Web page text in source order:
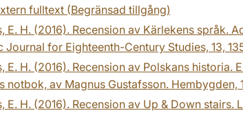
fulltext (Begränsad tillgång)
E. H. (2016). Recension av Kärlekens språk.
Journal for Eighteenth-Century Studies, 13,
E. H. (2016). Recension av Polskans
notbok, av Magnus Gustafsson. Hembygden,
E. H. (2016). Recension av Up & Down